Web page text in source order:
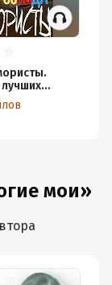
байки
полях
мои»